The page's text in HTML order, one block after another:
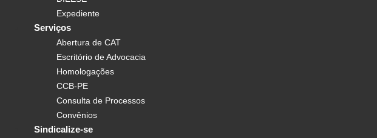
Expediente
Serviços
Abertura de CAT
Escritório de Advocacia
Homologações
CCB-PE
Consulta de Processos
Convênios
Sindicalize-se